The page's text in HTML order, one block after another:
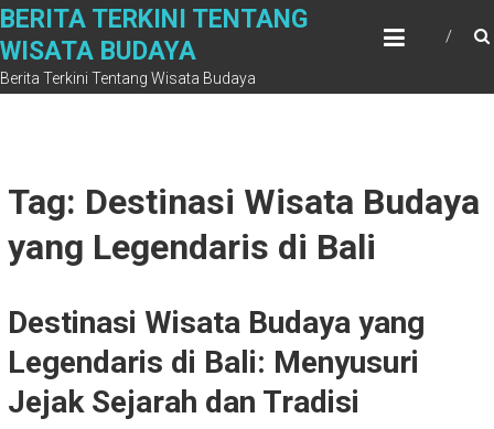
Skip
content
BERITA TERKINI TENTANG
WISATA BUDAYA
Berita Terkini Tentang Wisata Budaya
Tag: Destinasi Wisata Budaya
yang Legendaris di Bali
Destinasi Wisata Budaya yang
Legendaris di Bali: Menyusuri
Jejak Sejarah dan Tradisi